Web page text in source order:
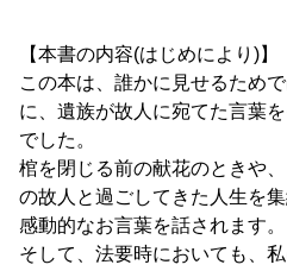
【本書の内容(はじめにより)】
この本は、誰かに見せるため
に、遺族が故人に宛てた言葉
でした。
棺を閉じる前の献花のときや
の故人と過ごしてきた人生を
感動的なお言葉を話されます。
そして、法要時においても、